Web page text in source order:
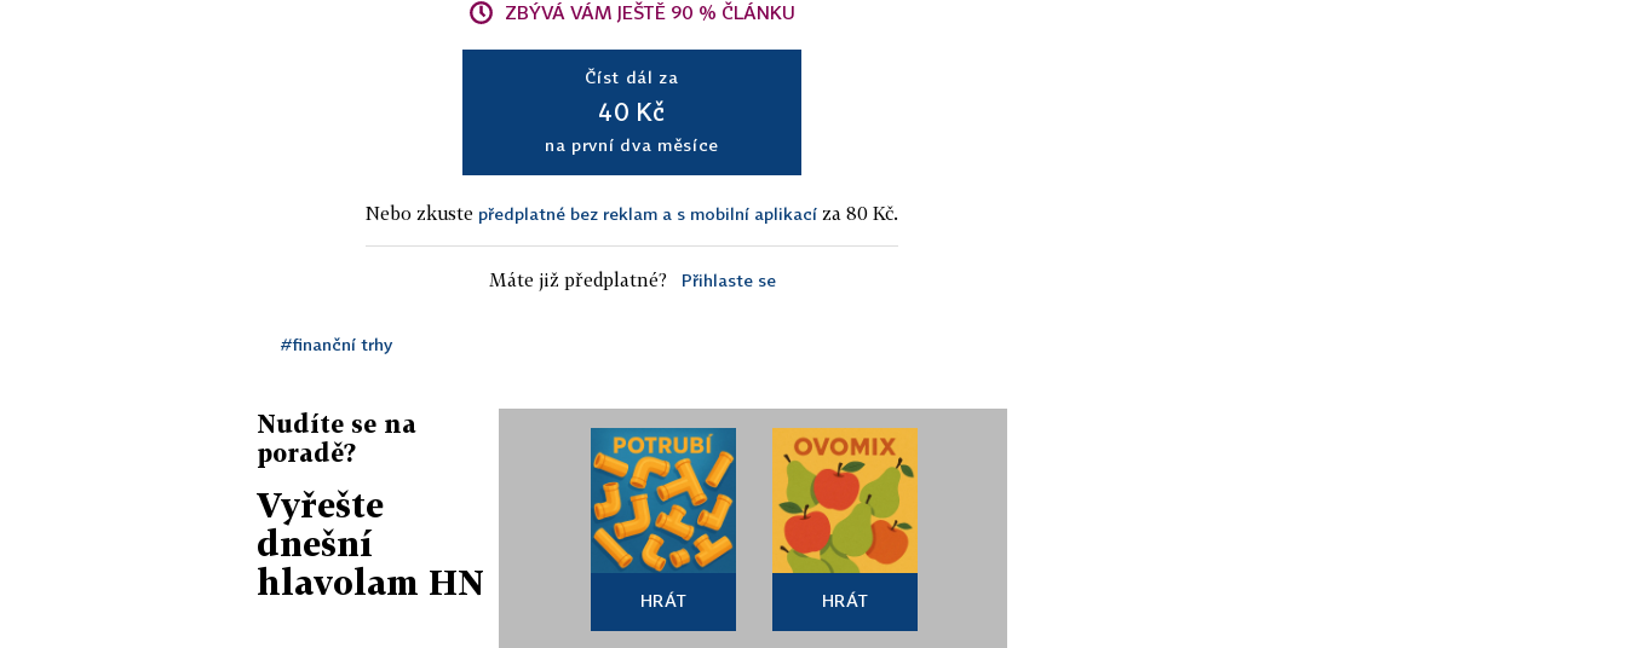
ZBÝVÁ VÁM JEŠTĚ 90 % ČLÁNKU
Číst dál za
40 Kč
na první dva měsíce
Nebo zkuste předplatné bez reklam a s mobilní aplikací za 80 Kč.
Máte již předplatné? Přihlaste se
#finanční trhy
Nudíte se na
poradě?
Vyřešte
dnešní
hlavolam HN
HRÁT HRÁT